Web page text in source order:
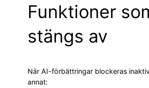
Funktioner
stängs av
När AI-förbättringar blockeras
annat: